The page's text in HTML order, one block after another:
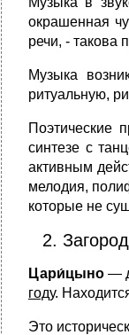
окрашенная
речи, - такова
Музыка
ритуальную,
Поэтические
синтезе с
активным
мелодия,
которые не
2.
Цари́цыно —
году.
Это